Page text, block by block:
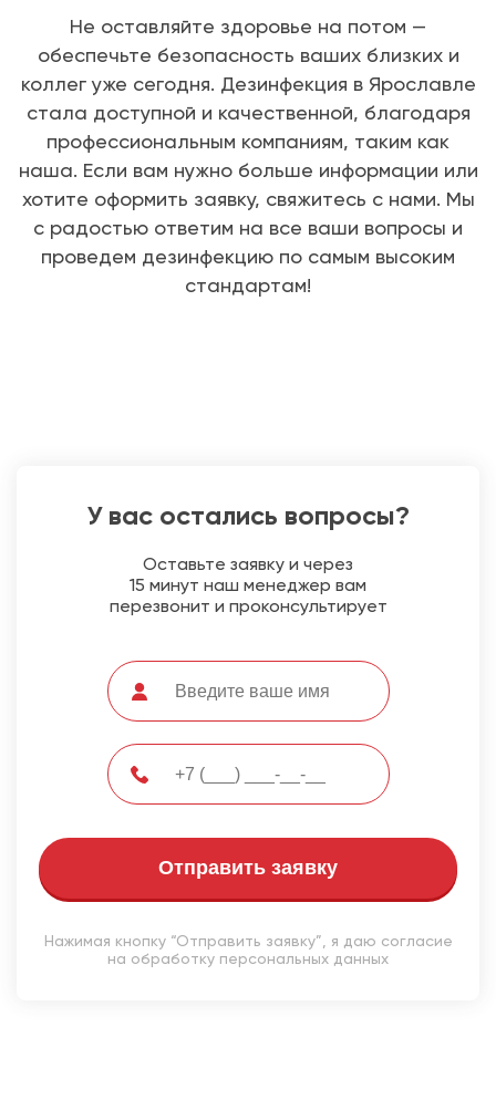
Не оставляйте здоровье на потом —
обеспечьте безопасность ваших близких и
коллег уже сегодня. Дезинфекция в Ярославле
стала доступной и качественной, благодаря
профессиональным компаниям, таким как
наша. Если вам нужно больше информации или
хотите оформить заявку, свяжитесь с нами. Мы
с радостью ответим на все ваши вопросы и
проведем дезинфекцию по самым высоким
стандартам!
У вас остались вопросы?
Оставьте заявку и через
15 минут наш менеджер вам
перезвонит и проконсультирует
Отправить заявку
Нажимая кнопку “Отправить заявку”, я даю согласие
на обработку персональных данных